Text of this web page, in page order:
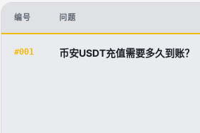
编号 问题
#001 币安USDT充值需要多久到账？